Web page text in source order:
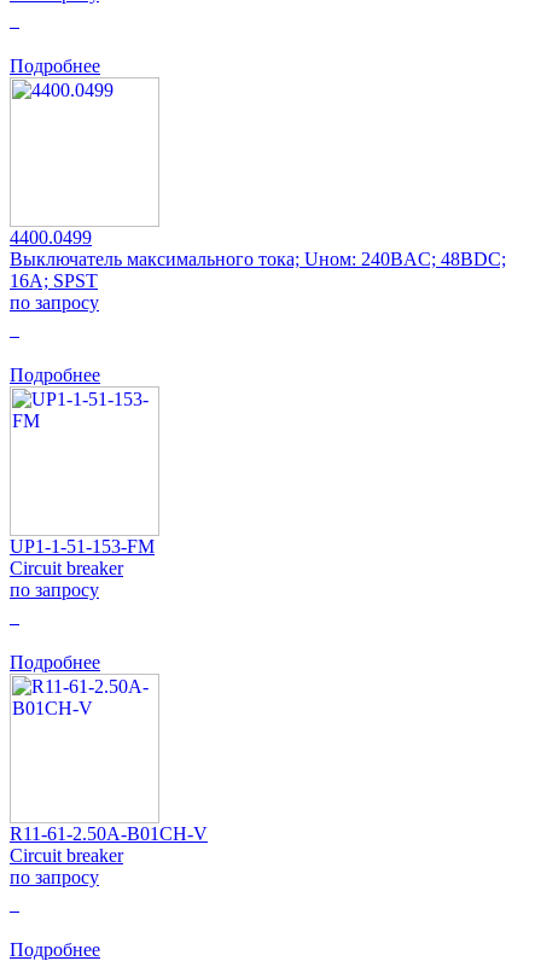
Подробнее
4400.0499
Выключатель максимального тока; Uном: 240ВAC; 48ВDC;
16А; SPST
по запросу
Подробнее
UP1-1-51-153-FM
Circuit breaker
по запросу
Подробнее
R11-61-2.50A-B01CH-V
Circuit breaker
по запросу
Подробнее